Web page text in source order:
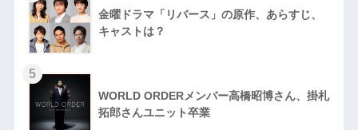
金曜ドラマ「リバース」の原作、あらすじ、
キャストは？
5
WORLD ORDERメンバー高橋昭博さん、掛札
拓郎さんユニット卒業